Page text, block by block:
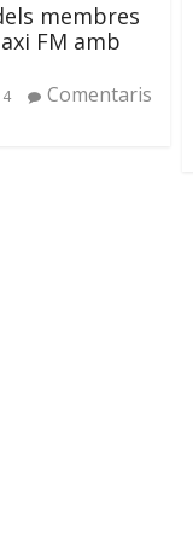
membres
FM amb
Comentaris